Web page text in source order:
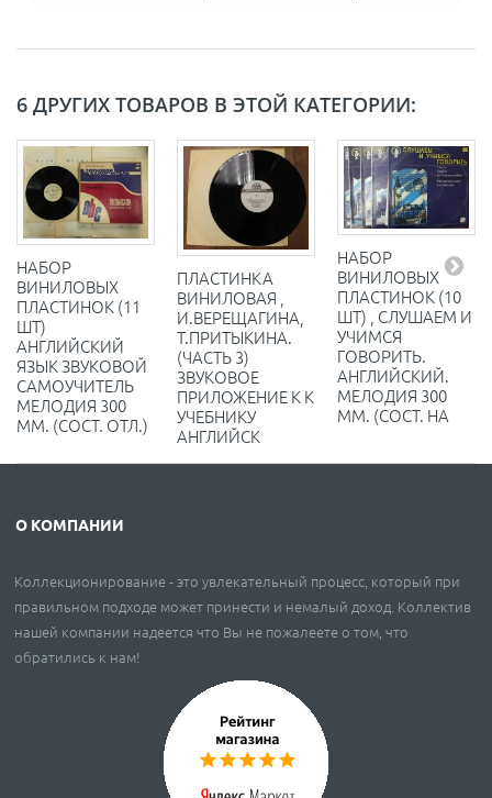
6 ДРУГИХ ТОВАРОВ В ЭТОЙ КАТЕГОРИИ:
НАБОР
ВИНИЛОВЫХ
ПЛАСТИНОК (11
ШТ)
АНГЛИЙСКИЙ
ЯЗЫК ЗВУКОВОЙ
САМОУЧИТЕЛЬ
МЕЛОДИЯ 300
ММ. (СОСТ. ОТЛ.)
ПЛАСТИНКА
ВИНИЛОВАЯ ,
И.ВЕРЕЩАГИНА,
Т.ПРИТЫКИНА.
(ЧАСТЬ 3)
ЗВУКОВОЕ
ПРИЛОЖЕНИЕ К К
УЧЕБНИКУ
АНГЛИЙСК
НАБОР
ВИНИЛОВЫХ
ПЛАСТИНОК (10
ШТ) , СЛУШАЕМ И
УЧИМСЯ
ГОВОРИТЬ.
АНГЛИЙСКИЙ.
МЕЛОДИЯ 300
ММ. (СОСТ. НА
О КОМПАНИИ
Коллекционирование - это увлекательный процесс, который при
правильном подходе может принести и немалый доход. Коллектив
нашей компании надеется что Вы не пожалеете о том, что
обратились к нам!